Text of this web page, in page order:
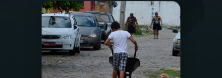
PROGRAMAS
PODCASTS